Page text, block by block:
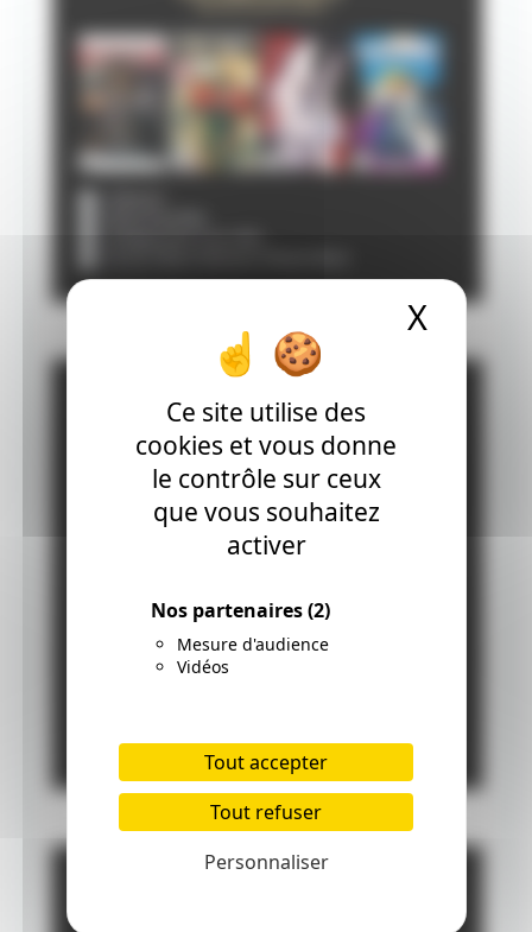
Ce site utilise des
cookies et vous donne
le contrôle sur ceux
que vous souhaitez
activer
Nos partenaires(2)
Mesure d'audience
Vidéos
Tout accepter
Tout refuser
Personnaliser
X